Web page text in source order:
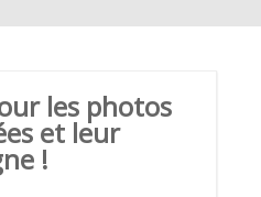
les photos
et leur
!